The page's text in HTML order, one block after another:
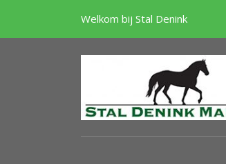
Welkom bij Stal Denink